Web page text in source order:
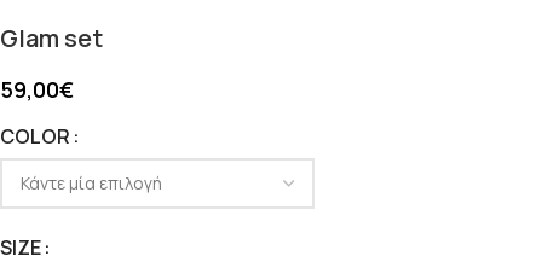
Glam set
59,00€
COLOR
SIZE